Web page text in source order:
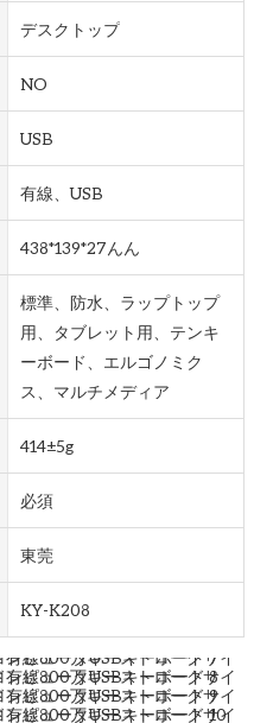
デスクトップ
NO
USB
有線、USB
438*139*27んん
標準、防水、ラップトップ
用、タブレット用、テンキ
ーボード、エルゴノミク
ス、マルチメディア
414±5g
必須
東莞
KY-K208